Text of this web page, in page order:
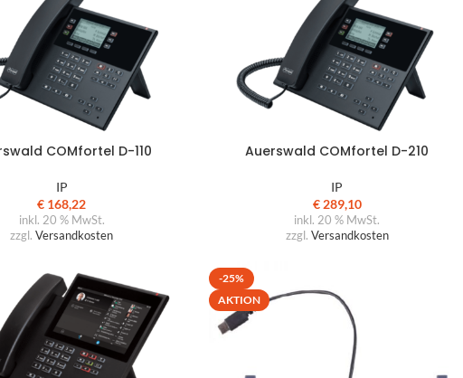
COMfortel D-110
IP
€ 168,22
inkl. 20 % MwSt.
zzgl.Versandkosten
Auerswald COMfortel D-210
IP
€289,10
inkl. 20 % MwSt.
zzgl. Versandkosten
-25%
AKTION